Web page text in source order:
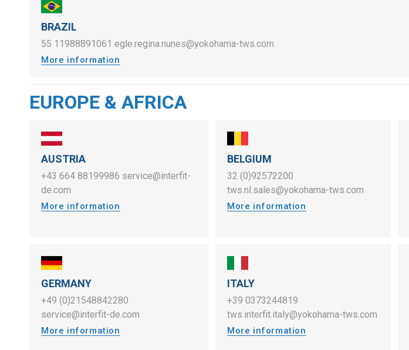
BRAZIL
55 11988891061 egle.regina.nunes@yokohama-tws.com
More information
EUROPE & AFRICA
AUSTRIA
+43 664 88199986 service@interfit-
de.com
More information
BELGIUM
32 (0)92572200
tws.nl.sales@yokohama-tws.com
More information
GERMANY
+49 (0)21548842280
service@interfit-de.com
More information
ITALY
+39 0373244819
tws.interfit.italy@yokohama-tws.com
More information